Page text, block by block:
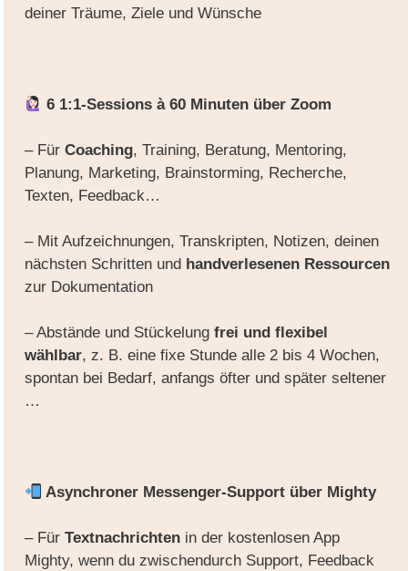
deiner Träume, Ziele und Wünsche
6 1:1-Sessions à 60 Minuten über Zoom
– Für Coaching, Training, Beratung, Mentoring,
Planung, Marketing, Brainstorming, Recherche,
Texten, Feedback…
– Mit Aufzeichnungen, Transkripten, Notizen, deinen
nächsten Schritten und handverlesenen Ressourcen
zur Dokumentation
– Abstände und Stückelung frei und flexibel
wählbar, z. B. eine fixe Stunde alle 2 bis 4 Wochen,
spontan bei Bedarf, anfangs öfter und später seltener
…
Asynchroner Messenger-Support über Mighty
– Für Textnachrichtenin der kostenlosen App
Mighty, wenn du zwischendurch Support, Feedback